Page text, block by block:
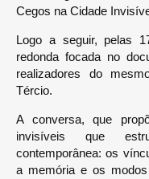
Cegos na Cidade
Logo a seguir, pelas
redonda focada no
realizadores do
Tércio.
A conversa, que
invisíveis que
contemporânea: os
a memória e os